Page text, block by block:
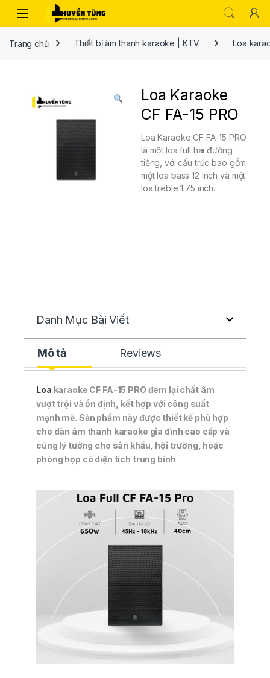
Trang chủ Thiết bị âm thanh karaoke | KTV Loa
Loa Karaoke
CF FA-15 PRO
Loa Karaoke CF FA-15 PRO
là một loa full hai đường
tiếng, với cấu trúc bao gồm
một loa bass 12 inch và một
loa treble 1.75 inch.
Danh Mục Bài Viết
Mô tả Reviews
Loa karaoke CF FA-15 PRO đem lại chất âm
vượt trội và ổn định, kết hợp với công suất
mạnh mẽ. Sản phẩm này được thiết kế phù hợp
cho dàn âm thanh karaoke gia đình cao cấp và
cũng lý tưởng cho sân khấu, hội trường, hoặc
phòng họp có diện tích trung bình